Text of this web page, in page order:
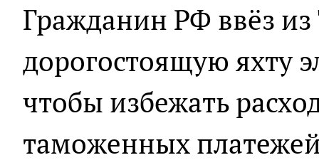
Гражданин РФ ввёз
дорогостоящую яхту
чтобы избежать
таможенных